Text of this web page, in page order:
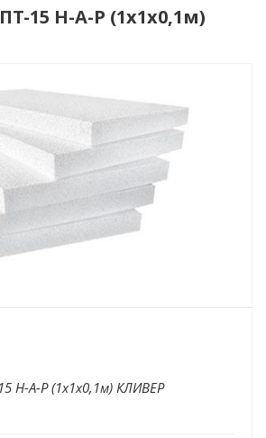
15 Н-А-Р (1x1x0,1м)
Н-А-Р (1x1x0,1м) КЛИВЕР